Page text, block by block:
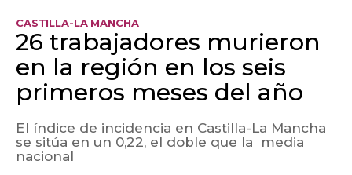
CASTILLA-LA MANCHA
26 trabajadores murieron
en la región en los seis
primeros meses del año
El índice de incidencia en Castilla-La Mancha
se sitúa en un 0,22, el doble que la media
nacional